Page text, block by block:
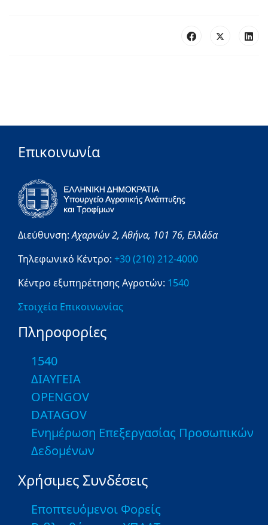
Επικοινωνία
Διεύθυνση:Αχαρνών 2,Αθήνα, 101 76, Ελλάδα
Τηλεφωνικό Κέντρο: +30 (210) 212-4000
Κέντρο εξυπηρέτησης Αγροτών: 1540
Στοιχεία Επικοινωνίας
Πληροφορίες
1540
ΔΙΑΥΓΕΙΑ
OPENGOV
DATAGOV
Ενημέρωση Επεξεργασίας Προσωπικών
Δεδομένων
Χρήσιμες Συνδέσεις
Εποπτευόμενοι Φορείς